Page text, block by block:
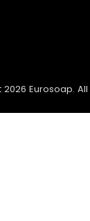
Eurosoap. All